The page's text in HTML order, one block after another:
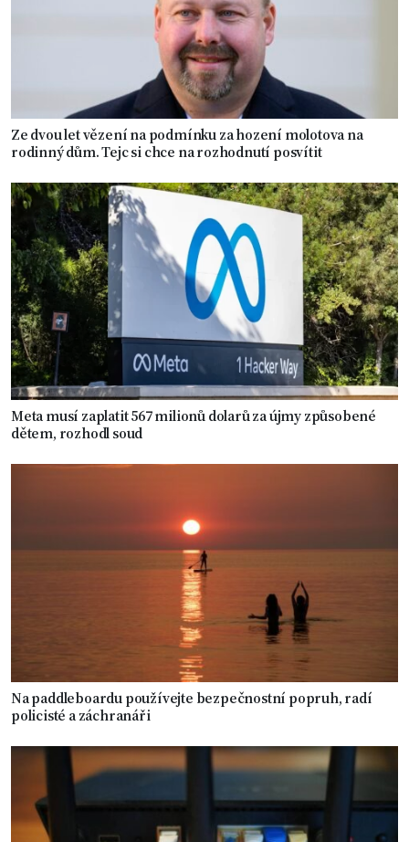
Ze dvou let vězení na podmínku za hození molotova na
rodinný dům. Tejc si chce na rozhodnutí posvítit
Meta musí zaplatit 567 milionů dolarů za újmy způsobené
dětem, rozhodl soud
Na paddleboardu používejte bezpečnostní popruh, radí
policisté a záchranáři